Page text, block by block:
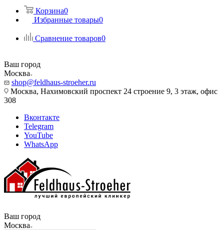
Корзина0
Избранные товары0
Сравнение товаров0
Ваш город
Москва
shop@feldhaus-stroeher.ru
Москва, Нахимовский проспект 24 строение 9, 3 этаж, офис
308
Вконтакте
Telegram
YouTube
WhatsApp
Ваш город
Москва